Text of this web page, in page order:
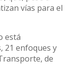
vías para el
está
21 enfoques y
de